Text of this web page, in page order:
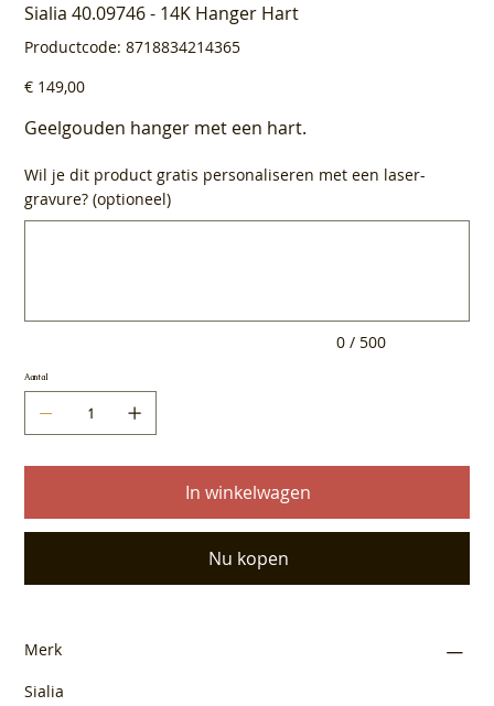
Sialia 40.09746 - 14K Hanger Hart
Productcode: Productcode
8718834214365
8718834214365
Prijs
€ 149,00
Geelgouden hanger met een hart.
Wil je dit product gratis personaliseren met een laser-
gravure? (optioneel)
0 / 500
Aantal
In winkelwagen
Nu kopen
Merk
Sialia